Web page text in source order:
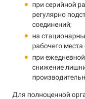
при серийной
регулярно
соединений;
на
рабочего
при
снижение
Для полноценной